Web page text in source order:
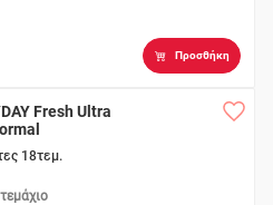
Προσθήκη
Fresh Ultra
18τεμ.